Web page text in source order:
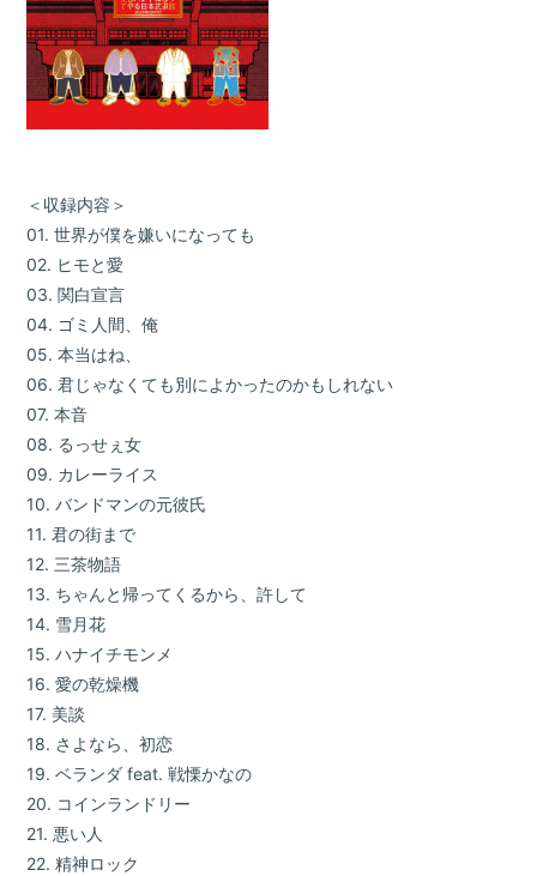
＜収録内容＞
01. 世界が僕を嫌いになっても
02. ヒモと愛
03. 関白宣言
04. ゴミ人間、俺
05. 本当はね、
06. 君じゃなくても別によかったのかもしれない
07. 本音
08. るっせぇ女
09. カレーライス
10. バンドマンの元彼氏
11. 君の街まで
12. 三茶物語
13. ちゃんと帰ってくるから、許して
14. 雪月花
15. ハナイチモンメ
16. 愛の乾燥機
17. 美談
18. さよなら、初恋
19. ベランダ feat. 戦慄かなの
20. コインランドリー
21. 悪い人
22. 精神ロック